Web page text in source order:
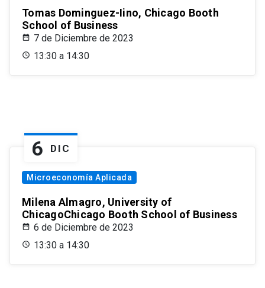
Tomas Dominguez-Iino, Chicago Booth
School of Business
7 de Diciembre de 2023
13:30 a 14:30
6 DIC
Microeconomía Aplicada
Milena Almagro, University of
ChicagoChicago Booth School of Business
6 de Diciembre de 2023
13:30 a 14:30